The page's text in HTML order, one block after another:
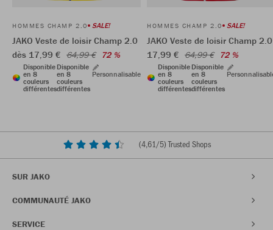
HOMMES CHAMP 2.0 SALE!
JAKO Veste de loisir Champ 2.0
dès 17,99 € 64,99 € 72 %
Disponible
en 8
couleurs
différentes
Disponible
en 8
couleurs
différentes
Personnalisable
HOMMES CHAMP 2.0 SALE!
JAKO Veste de loisir Champ 2.0
17,99 € 64,99 € 72 %
Disponible
en 8
couleurs
différentes
Disponible
en 8
couleurs
différentes
(4,61/5) Trusted Shops
SUR JAKO
COMMUNAUTÉ JAKO
SERVICE